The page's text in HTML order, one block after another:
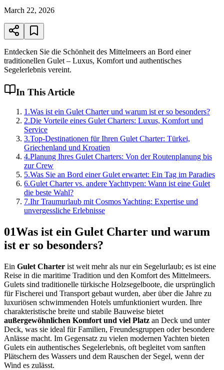
March 22, 2026
Entdecken Sie die Schönheit des Mittelmeers an Bord einer
traditionellen Gulet – Luxus, Komfort und authentisches
Segelerlebnis vereint.
In This Article
1 .Was ist ein Gulet Charter und warum ist er so besonders?
2.Die Vorteile eines Gulet Charters: Luxus, Komfort und
Service
3.Top-Destinationen für Ihren Gulet Charter: Türkei,
Griechenland und Kroatien
4.Planung Ihres Gulet Charters: Von der Routenplanung bis
zur Crew
5.Was Sie an Bord einer Gulet erwartet: Ein Tag im Paradies
6.Gulet Charter vs. andere Yachttypen: Wann ist eine Gulet
die beste Wahl?
7.Ihr Traumurlaub mit Cosmos Yachting: Expertise und
unvergessliche Erlebnisse
01Was ist ein Gulet Charter und warum
ist er so besonders?
Ein Gulet Charter ist weit mehr als nur ein Segelurlaub; es ist eine
Reise in die maritime Tradition und den Komfort des Mittelmeers.
Gulets sind traditionelle türkische Holzsegelboote, die ursprünglich
für Fischerei und Transport gebaut wurden, aber über die Jahre zu
luxuriösen schwimmenden Hotels umfunktioniert wurden. Ihre
charakteristische breite und stabile Bauweise bietet
außergewöhnlichen Komfort und viel Platz an Deck und unter
Deck, was sie ideal für Familien, Freundesgruppen oder besondere
Anlässe macht. Im Gegensatz zu vielen modernen Yachten bieten
Gulets ein authentisches Segelerlebnis, oft begleitet vom sanften
Plätschern des Wassers und dem Rauschen der Segel, wenn der
Wind es zulässt.